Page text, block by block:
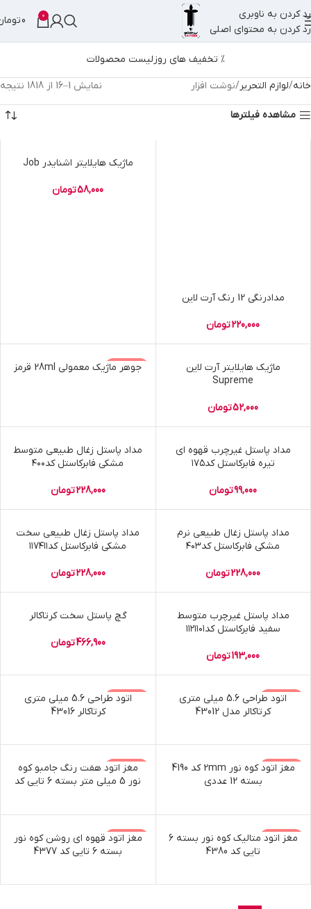
رد کردن به ناوبری
رد کردن به محتوای اصلی
0
0
% تخفیف های روزلیست محصولات
خانه لوازم التحریر نوشت افزار نمایش 1–16 از 1818 نتیجه
مشاهده فیلترها
مدادرنگی 12 رنگ آرت لاین
220,000تومان
ماژیک هایلایتر اشنایدر Job
58,000تومان
آرت لاینماژیک هایلایتر آرت لاین
Supreme
52,000تومان
ناموجود
جوهر ماژیک معمولی 28ml قرمز
مداد پاستل غیرچرب قهوه ای
تیره فابرکاستل کد۱۷۵
99,000تومان
مداد پاستل زغال طبیعی متوسط
مشکی فابرکاستل کد۴۰۰
228,000تومان
مداد پاستل زغال طبیعی نرم
مشکی فابرکاستل کد۴۰۳
228,000تومان
مداد پاستل زغال طبیعی سخت
مشکی فابرکاستل کد۱۱۷۴۱۱
228,000تومان
مداد پاستل غیرچرب متوسط
سفید فابرکاستل کد۱۱۲۱۱۰۱
193,000تومان
گچ پاستل سخت کرتاکالر
466,900تومان
ناموجود
اتود طراحی 5.6 میلی متری
کرتاکالر مدل 43012
ناموجود
اتود طراحی 5.6 میلی متری
کرتاکالر 43016
ناموجود
مغز اتود کوه نور 2mm کد 4190
بسته 12 عددی
ناموجود
مغز اتود هفت رنگ جامبو کوه
نور 5 میلی متر بسته 6 تایی کد
ناموجود
مغز اتود متالیک کوه نور بسته 6
تایی کد 4380
ناموجود
مغز اتود قهوه ای روشن کوه نور
بسته 6 تایی کد 4377